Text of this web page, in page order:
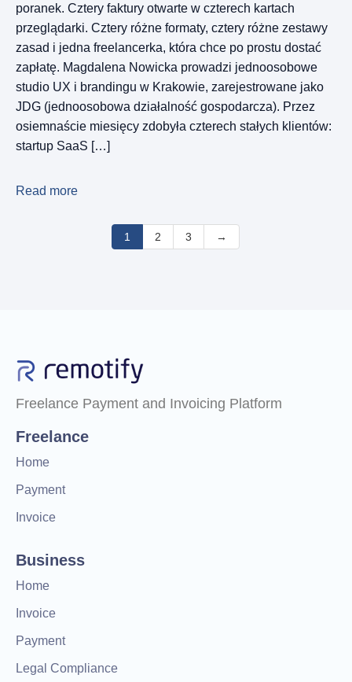
poranek. Cztery faktury otwarte w czterech kartach
przeglądarki. Cztery różne formaty, cztery różne zestawy
zasad i jedna freelancerka, która chce po prostu dostać
zapłatę. Magdalena Nowicka prowadzi jednoosobowe
studio UX i brandingu w Krakowie, zarejestrowane jako
JDG (jednoosobowa działalność gospodarcza). Przez
osiemnaście miesięcy zdobyła czterech stałych klientów:
startup SaaS […]
Read more
1 2 3 →
Freelance Payment and Invoicing Platform
Freelance
Home
Payment
Invoice
Business
Home
Invoice
Payment
Legal Compliance